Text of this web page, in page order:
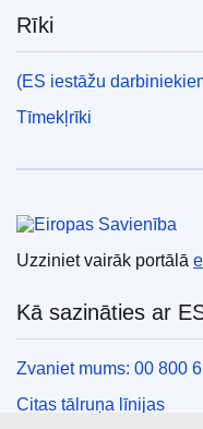
Rīki
(ES iestāžu
Tīmekļrīki
Uzziniet vairāk portālā
Kā sazināties ar
Zvaniet mums: 00 800
Citas tālruņa līnijas